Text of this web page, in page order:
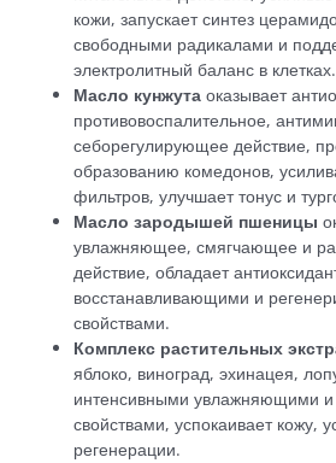
кожи, запускает синтез
свободными радикалами и
электролитный баланс в клетках.
Масло кунжута оказывает
противовоспалительное,
себорегулирующее действие,
образованию комедонов,
фильтров, улучшает тонус и
Масло зародышей пшеницы
увлажняющее, смягчающее и
действие, обладает
восстанавливающими и
свойствами.
Комплекс растительных
яблоко, виноград, эхинацея,
интенсивными увлажняющими
свойствами, успокаивает кожу,
регенерации.